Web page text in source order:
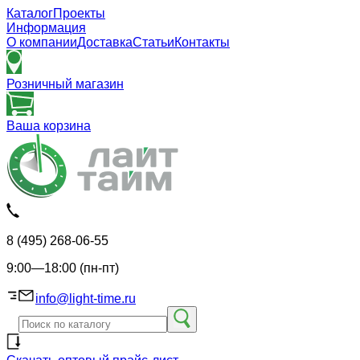
КаталогПроекты
Информация
О компанииДоставкаСтатьиКонтакты
Розничный магазин
Ваша корзина
8 (495) 268-06-55
9:00—18:00 (пн-пт)
info@light-time.ru